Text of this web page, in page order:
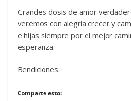
Grandes dosis de amor
veremos con alegría crecer y
e hijas siempre por el mejor
esperanza.
Bendiciones.
Comparte esto: